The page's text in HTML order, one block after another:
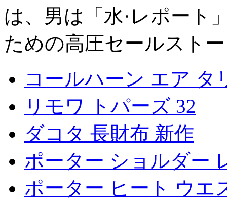
は、男は「水·レポート
ための高圧セールスト
コールハーン エア タ
リモワ トパーズ 32
ダコタ 長財布 新作
ポーター ショルダー
ポーター ヒート ウエ